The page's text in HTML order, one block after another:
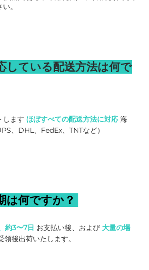
。
している配送方法は何で
します ほぼすべての配送方法に対応 海
、DHL、FedEx、TNTなど）
は何ですか？
約3〜7日 お支払い後、および 大量の場
領後出荷いたします。